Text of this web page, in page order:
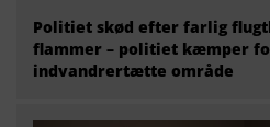
Politiet skød efter farlig
flammer – politiet kæmper
indvandrertætte område